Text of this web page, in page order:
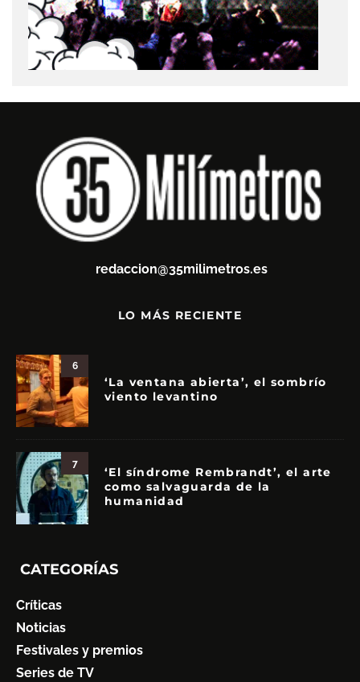
redaccion@35milimetros.es
LO MÁS RECIENTE
6
‘La ventana abierta’, el sombrío
viento levantino
7
‘El síndrome Rembrandt’, el arte
como salvaguarda de la
humanidad
CATEGORÍAS
Críticas
Noticias
Festivales y premios
Series de TV